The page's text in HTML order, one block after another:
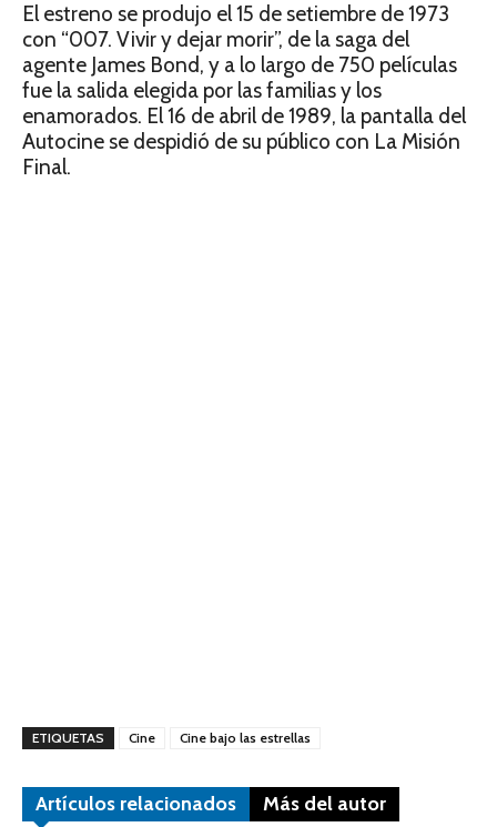
El estreno se produjo el 15 de setiembre de 1973
con “007. Vivir y dejar morir”, de la saga del
agente James Bond, y a lo largo de 750 películas
fue la salida elegida por las familias y los
enamorados. El 16 de abril de 1989, la pantalla del
Autocine se despidió de su público con La Misión
Final.
ETIQUETAS Cine Cine bajo las estrellas
Artículos relacionados Más del autor